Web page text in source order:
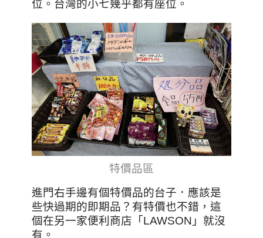
位。台灣的小七幾乎都有座位。
特價品區
進門右手邊有個特價品的台子．應該是
些快過期的即期品？有特價也不錯，這
個在另一家便利商店「LAWSON」就沒
有。